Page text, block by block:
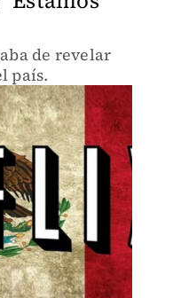
de revelar
país.